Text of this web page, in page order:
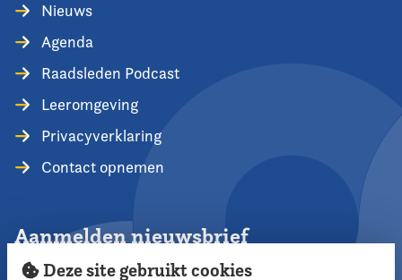
Nieuws
Agenda
Raadsleden Podcast
Leeromgeving
Privacyverklaring
Contact opnemen
Aanmelden nieuwsbrief
Deze site gebruikt cookies